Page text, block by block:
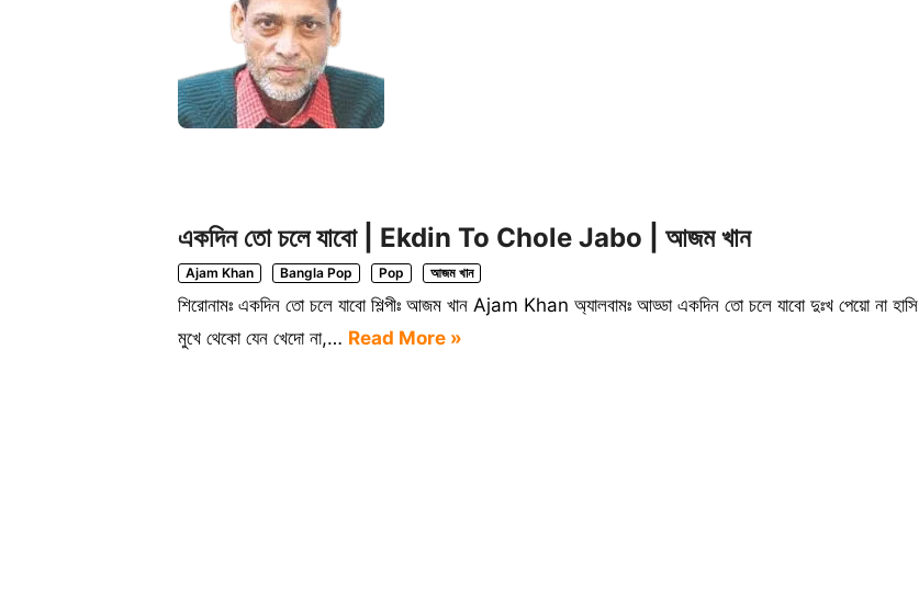
একদিন তো চলে যাবো | Ekdin To Chole Jabo | আজম খান
Ajam Khan Bangla Pop Pop আজম খান
শিরোনামঃ একদিন তো চলে যাবো শিল্পীঃ আজম খান Ajam Khan অ্যালবামঃ আড্ডা একদিন তো চলে যাবো দুঃখ পেয়ো না হাসি
মুখে থেকো যেন খেদো না,… Read More »